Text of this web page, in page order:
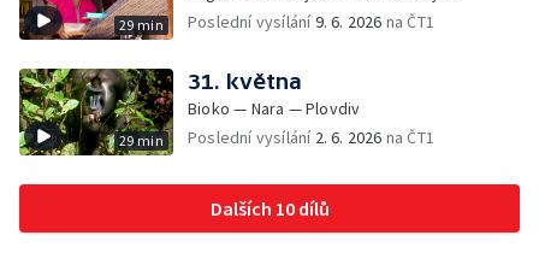
29 min
Poslední vysílání9. 6. 2026 na ČT1
29 min
31. května
Bioko — Nara — Plovdiv
Poslední vysílání 2. 6. 2026 na ČT1
Dalších 10 dílů